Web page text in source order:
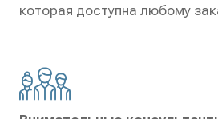
которая доступна любому